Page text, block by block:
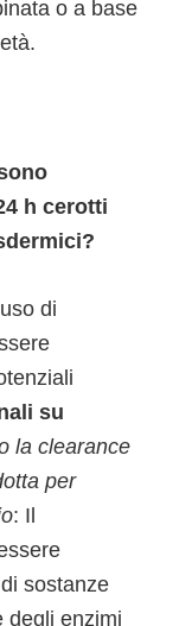
o a base
h cerotti
di
su
la clearance
per
: Il
sostanze
degli enzimi